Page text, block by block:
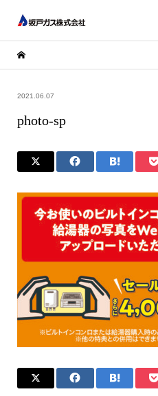
2021.06.07
photo-sp